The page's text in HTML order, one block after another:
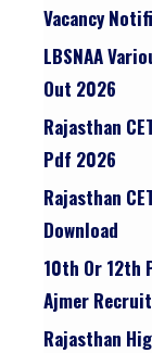
Vacancy
LBSNAA
Out 2026
Rajasthan
Pdf 2026
Rajasthan
Download
10th Or 12th
Ajmer
Rajasthan